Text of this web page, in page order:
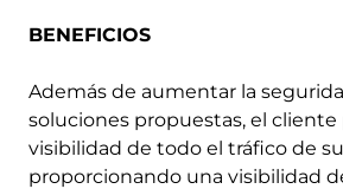
BENEFICIOS
Además de aumentar la
soluciones propuestas, el cliente
visibilidad de todo el tráfico de
proporcionando una visibilidad